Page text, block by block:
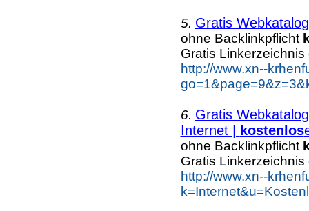
5. Gratis
ohne Backlinkpflicht
Gratis Linkerzeichnis
http://www.xn--
6. Gratis
Internet |
kostenlos
ohne Backlinkpflicht
Gratis Linkerzeichnis
http://www.xn--